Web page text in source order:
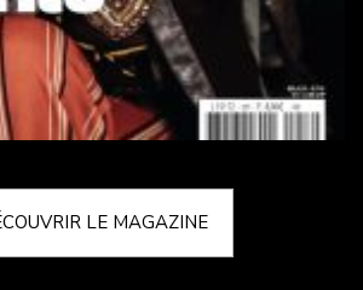
LE MAGAZINE